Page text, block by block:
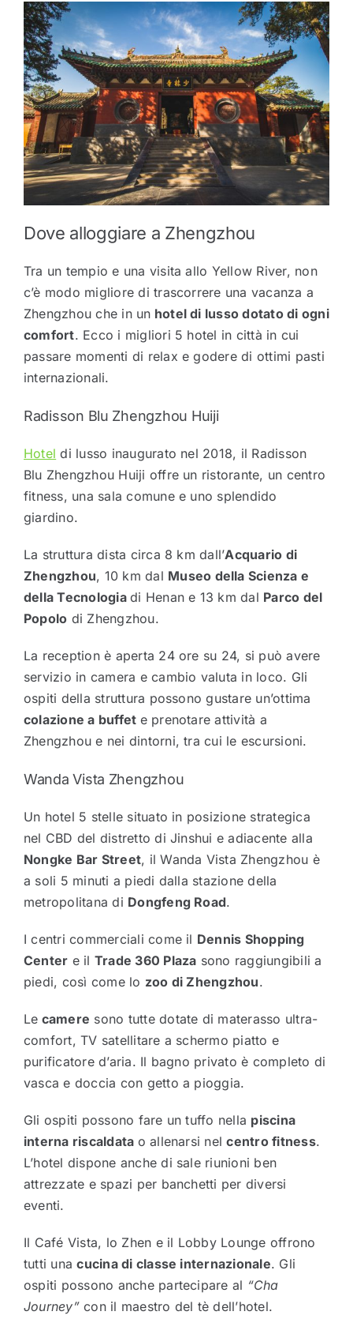
Dove alloggiare a Zhengzhou
Tra un tempio e una visita allo Yellow River, non
c’è modo migliore di trascorrere una vacanza a
Zhengzhou che in un hotel di lusso dotato di ogni
comfort. Ecco i migliori 5 hotel in città in cui
passare momenti di relax e godere di ottimi pasti
internazionali.
Radisson Blu Zhengzhou Huiji
Hotel di lusso inaugurato nel 2018, il Radisson
Blu Zhengzhou Huiji offre un ristorante, un centro
fitness, una sala comune e uno splendido
giardino.
La struttura dista circa 8 km dall’Acquario di
Zhengzhou, 10 km dal Museo della Scienza e
della Tecnologiadi Henan e 13 km dal Parco del
Popolo di Zhengzhou.
La reception è aperta 24 ore su 24, si può avere
servizio in camera e cambio valuta in loco. Gli
ospiti della struttura possono gustare un’ottima
colazione a buffet e prenotare attività a
Zhengzhou e nei dintorni, tra cui le escursioni.
Wanda Vista Zhengzhou
Un hotel 5 stelle situato in posizione strategica
nel CBD del distretto di Jinshui e adiacente alla
Nongke Bar Street, il Wanda Vista Zhengzhou è
a soli 5 minuti a piedi dalla stazione della
metropolitana di Dongfeng Road.
I centri commerciali come il Dennis Shopping
Center e il Trade 360 ​​Plaza sono raggiungibili a
piedi, così come lo zoo di Zhengzhou.
Le camere sono tutte dotate di materasso ultra-
comfort, TV satellitare a schermo piatto e
purificatore d’aria. Il bagno privato è completo di
vasca e doccia con getto a pioggia.
Gli ospiti possono fare un tuffo nella piscina
interna riscaldata o allenarsi nelcentro fitness.
L’hotel dispone anche di sale riunioni ben
attrezzate e spazi per banchetti per diversi
eventi.
Il Café Vista, lo Zhen e il Lobby Lounge offrono
tutti unacucina di classe internazionale. Gli
ospiti possono anche partecipare al “Cha
Journey”con il maestro del tè dell’hotel.